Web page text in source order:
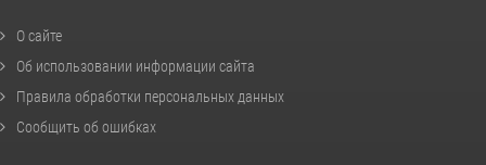
О сайте
Об использовании информации сайта
Правила обработки персональных данных
Сообщить об ошибках